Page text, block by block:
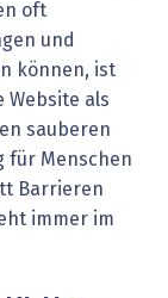
oft
und
können, ist
als
sauberen
für Menschen
Barrieren
immer im